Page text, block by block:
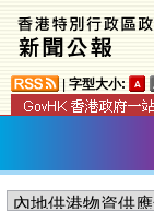
字型大小: